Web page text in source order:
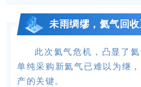
未雨绸缪，氦气回
此次氦气危机，凸显了
单纯采购新氦气已难以为继
产的关键。